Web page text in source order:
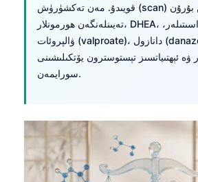
قويىدۇ. مەن تەكشۈرۈش (scan) نى زاكاز قىلىشتىن بۇرۇن
تەيىنلەنگەن ھورمونلار، DHEA، ئانابولىك ۋاسىتىلەر،
ۋالپروئات (valproate)، دانازول (danazol)،
ۋە ئېھتىياتسىز تېستوسترون يۆتكىلىشىنى
سورايمەن.
Afrikaans
Монгол
ພາສາລາວ
Кыргызча
Татар теле
Беларуская мова